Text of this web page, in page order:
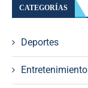
CATEGORÍAS
Deportes
Entretenimiento